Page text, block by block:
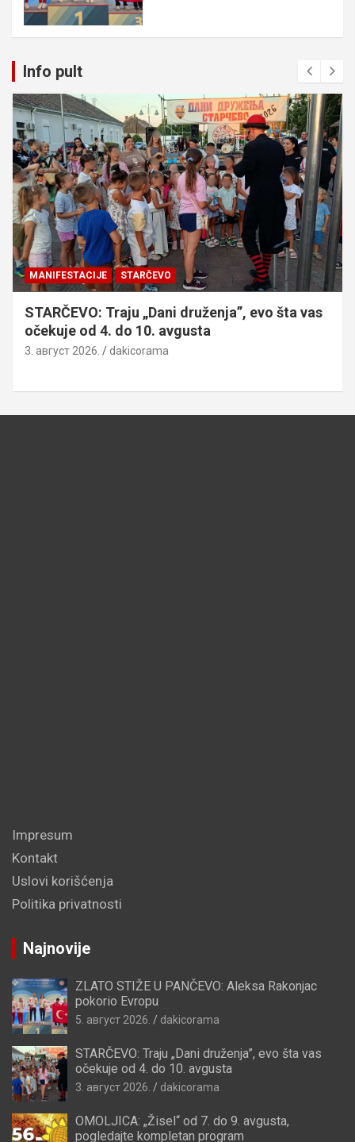
Info pult
MANIFESTACIJE STARČEVO
STARČEVO: Traju „Dani druženja”, evo šta vas
očekuje od 4. do 10. avgusta
3. август 2026. dakicorama
Impresum
Kontakt
Uslovi korišćenja
Politika privatnosti
Najnovije
ZLATO STIŽE U PANČEVO: Aleksa Rakonjac
pokorio Evropu
5. август 2026. dakicorama
STARČEVO: Traju „Dani druženja”, evo šta vas
očekuje od 4. do 10. avgusta
3. август 2026. dakicorama
OMOLJICA: „Žisel“ od 7. do 9. avgusta,
pogledajte kompletan program